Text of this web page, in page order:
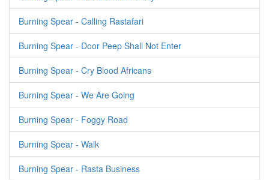
Burning Spear - Calling Rastafari
Burning Spear - Door Peep Shall Not Enter
Burning Spear - Cry Blood Africans
Burning Spear - We Are Going
Burning Spear - Foggy Road
Burning Spear - Walk
Burning Spear - Rasta Business